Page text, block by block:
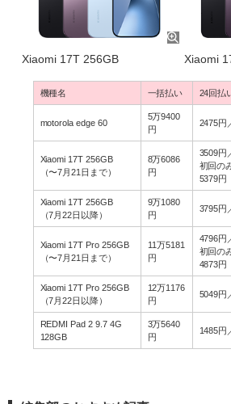
Xiaomi 17T 256GB Xiaomi
機種名 一括払い 24回払
motorola edge 60
5万9400
円
2475円
Xiaomi 17T 256GB
（〜7月21日まで）
8万6086
円
3509円
初回の
5379円
Xiaomi 17T 256GB
（7月22日以降）
9万1080
円
3795円
Xiaomi 17T Pro 256GB
（〜7月21日まで）
11万5181
円
4796円
初回の
4873円
Xiaomi 17T Pro 256GB
（7月22日以降）
12万1176
円
5049円
REDMI Pad 2 9.7 4G
128GB
3万5640
円
1485円